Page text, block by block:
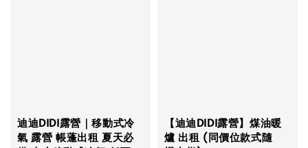
迪迪DIDI露營｜移動式冷
氣 露營 帳蓬出租 夏天必
【迪迪DIDI露營】煤油暖
爐 出租 (同價位款式隨